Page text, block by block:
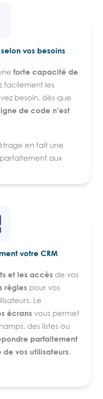
à de nombreux outils
des données,
etc.
SaaS, YellowBox CRM
réel sur tous les
bénéficiez de toutes
pour êtreconforme au
vos besoins
forte capacité de
facilement les
besoin, dès que
de code n’est
en fait une
aux
implémentation
votre CRM
et les accès de vos
règles pour vos
Le
écrans vous permet
des listes ou
parfaitement
de vos utilisateurs.
Vous avez